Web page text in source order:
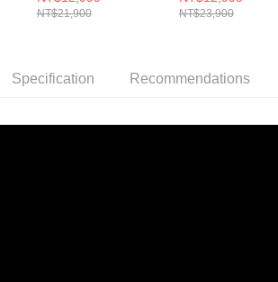
NT$21,900
器
NT$23,900
Specification Recommendations